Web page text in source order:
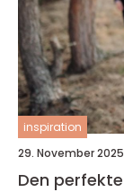
inspiration
29. November 2025
Den